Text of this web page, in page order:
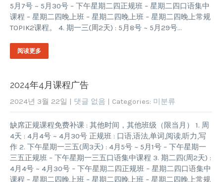
5月7号 ~ 5月30号 – 下午星期二四正规班 – 星期二四口语集中
课程 – 星期二四晚上班 – 星期二四晚上班 – 星期二四晚上常规
TOPIK2课程。 4. 期一三(周2天) : 5月8号 ~ 5月29号…
阅读更多
2024年4月课程广告
2024년 3월 22일 | 댓글 없음 | Categories: 미분류
缺席正规课程免费补课 : 其他时间，其他班级（限当月） 1. 周
4天 : 4月4号 ~ 4月30号 正规班 : 口语,语法,单词,阅读,听力,写
作 2. 下午星期一三五(周3天) : 4月5号 ~ 5月1号 – 下午星期一
三五正规班 – 下午星期一三五口语集中课程 3. 期二四(周2天) :
4月4号 ~ 4月30号 – 下午星期二四正规班 – 星期二四口语集中
课程 – 星期二四晚上班 – 星期二四晚上班 – 星期二四晚上常规